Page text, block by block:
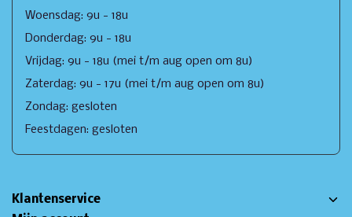
Woensdag: 9u - 18u
Donderdag: 9u - 18u
Vrijdag: 9u - 18u (mei t/m aug open om 8u)
Zaterdag: 9u - 17u (mei t/m aug open om 8u)
Zondag: gesloten
Feestdagen: gesloten
Klantenservice